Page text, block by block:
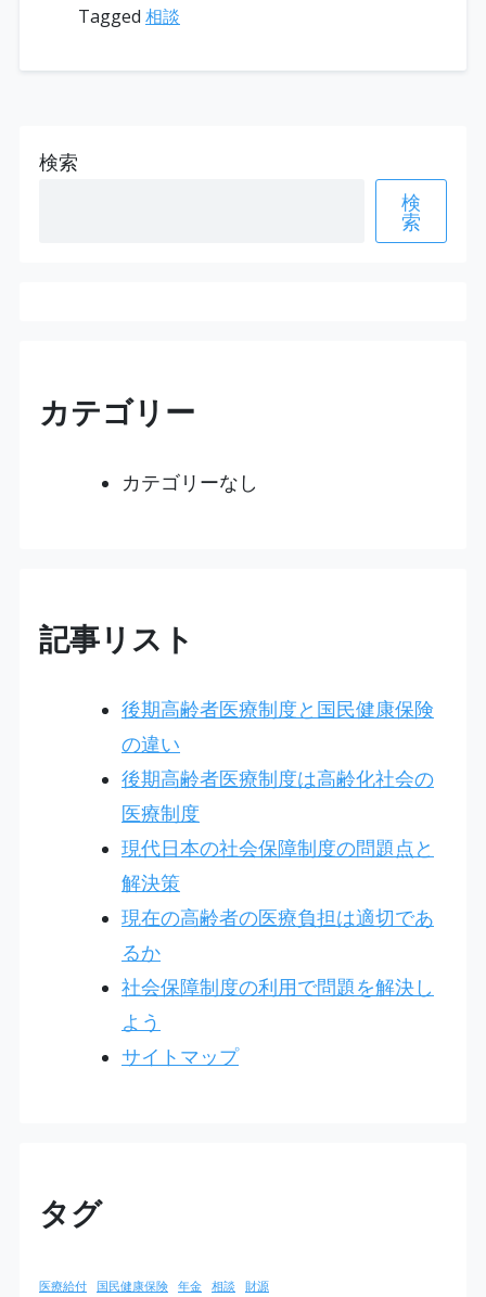
Tagged 相談
検索
検
索
カテゴリー
カテゴリーなし
記事リスト
後期高齢者医療制度と国民健康保険
の違い
後期高齢者医療制度は高齢化社会の
医療制度
現代日本の社会保障制度の問題点と
解決策
現在の高齢者の医療負担は適切であ
るか
社会保障制度の利用で問題を解決し
よう
サイトマップ
タグ
医療給付 国民健康保険 年金 相談 財源